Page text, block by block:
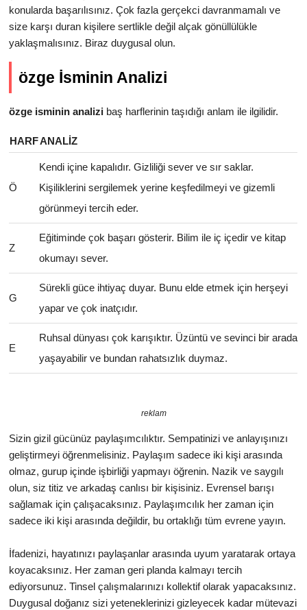
konularda başarılısınız. Çok fazla gerçekci davranmamalı ve
size karşı duran kişilere sertlikle değil alçak gönüllülükle
yaklaşmalısınız. Biraz duygusal olun.
özge İsminin Analizi
özge isminin analizi baş harflerinin taşıdığı anlam ile ilgilidir.
HARFANALIZ
Ö
Kendi içine kapalıdır. Gizliliği sever ve sır saklar.
Kişiliklerini sergilemek yerine keşfedilmeyi ve gizemli
görünmeyi tercih eder.
Z
Eğitiminde çok başarı gösterir. Bilim ile iç içedir ve kitap
okumayı sever.
G
Sürekli güce ihtiyaç duyar. Bunu elde etmek için herşeyi
yapar ve çok inatçıdır.
E
Ruhsal dünyası çok karışıktır. Üzüntü ve sevinci bir arada
yaşayabilir ve bundan rahatsızlık duymaz.
reklam
Sizin gizil gücünüz paylaşımcılıktır. Sempatinizi ve anlayışınızı
geliştirmeyi öğrenmelisiniz. Paylaşım sadece iki kişi arasında
olmaz, gurup içinde işbirliği yapmayı öğrenin. Nazik ve saygılı
olun, siz titiz ve arkadaş canlısı bir kişisiniz. Evrensel barışı
sağlamak için çalışacaksınız. Paylaşımcılık her zaman için
sadece iki kişi arasında değildir, bu ortaklığı tüm evrene yayın.
İfadenizi, hayatınızı paylaşanlar arasında uyum yaratarak ortaya
koyacaksınız. Her zaman geri planda kalmayı tercih
ediyorsunuz. Tinsel çalışmalarınızı kollektif olarak yapacaksınız.
Duygusal doğanız sizi yeteneklerinizi gizleyecek kadar mütevazi